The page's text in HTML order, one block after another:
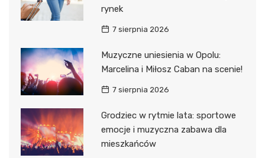
rynek
7 sierpnia 2026
Muzyczne uniesienia w Opolu:
Marcelina i Miłosz Caban na scenie!
7 sierpnia 2026
Grodziec w rytmie lata: sportowe
emocje i muzyczna zabawa dla
mieszkańców